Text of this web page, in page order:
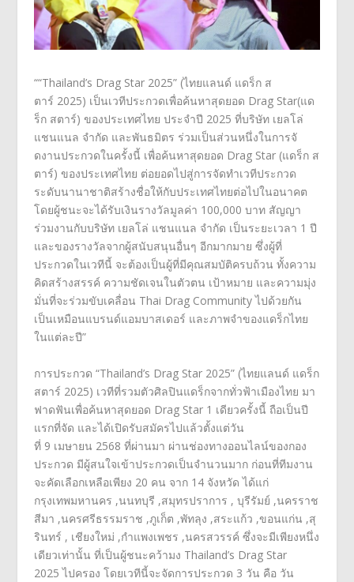
““Thailand’s Drag Star 2025” (ไทยแลนด์ แดร็ก ส
ตาร์ 2025) เป็นเวทีประกวดเพื่อค้นหาสุดยอด Drag Star(แด
ร็ก สตาร์) ของประเทศไทย ประจำปี 2025 ที่บริษัท เยลโล่
แชนแนล จำกัด และพันธมิตร ร่วมเป็นส่วนหนึ่งในการจั
ดงานประกวดในครั้งนี้ เพื่อค้นหาสุดยอด Drag Star (แดร็ก ส
ตาร์) ของประเทศไทย ต่อยอดไปสู่การจัดทำเวทีประกวด
ระดับนานาชาติสร้างชื่อให้กับประเทศไทยต่อไปในอนาคต
โดยผู้ชนะจะได้รับเงินรางวัลมูลค่า 100,000 บาท สัญญา
ร่วมงานกับบริษัท เยลโล่ แชนแนล จำกัด เป็นระยะเวลา 1 ปี
และของรางวัลจากผู้สนับสนุนอื่นๆ อีกมากมาย ซึ่งผู้ที่
ประกวดในเวทีนี้ จะต้องเป็นผู้ที่มีคุณสมบัติครบถ้วน ทั้งความ
คิดสร้างสรรค์ ความชัดเจนในตัวตน เป้าหมาย และความมุ่ง
มั่นที่จะร่วมขับเคลื่อน Thai Drag Communityไปด้วยกัน
เป็นเหมือนแบรนด์แอมบาสเดอร์ และภาพจำของแดร็กไทย
ในแต่ละปี”
การประกวด “Thailand’s Drag Star 2025” (ไทยแลนด์ แดร็ก
สตาร์ 2025) เวทีที่รวมตัวศิลปินแดร็กจากทั่วฟ้าเมืองไทย มา
ฟาดฟันเพื่อค้นหาสุดยอด Drag Star 1 เดียวครั้งนี้ ถือเป็นปี
แรกที่จัด และได้เปิดรับสมัครไปแล้วตั้งแต่วัน
ที่ 9 เมษายน 2568 ที่ผ่านมา ผ่านช่องทางออนไลน์ของกอง
ประกวด มีผู้สนใจเข้าประกวดเป็นจำนวนมาก ก่อนที่ทีมงาน
จะคัดเลือกเหลือเพียง 20 คน จาก 14จังหวัด ได้แก่
กรุงเทพมหานคร ,นนทบุรี ,สมุทรปราการ , บุรีรัมย์ ,นครราช
สีมา ,นครศรีธรรมราช ,ภูเก็ต ,พัทลุง ,สระแก้ว ,ขอนแก่น ,สุ
รินทร์ , เชียงใหม่ ,กำแพงเพชร ,นครสวรรค์ ซึ่งจะมีเพียงหนึ่ง
เดียวเท่านั้น ที่เป็นผู้ชนะคว้ามง Thailand’s Drag Star
2025 ไปครอง โดยเวทีนี้จะจัดการประกวด 3 วัน คือ วัน